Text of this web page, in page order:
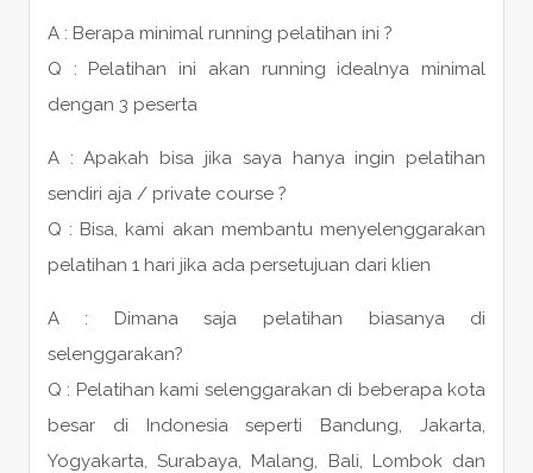
A : Berapa minimal running pelatihan ini ?
Q : Pelatihan ini akan running idealnya minimal
dengan 3 peserta
A : Apakah bisa jika saya hanya ingin pelatihan
sendiri aja / private course ?
Q : Bisa, kami akan membantu menyelenggarakan
pelatihan 1 hari jika ada persetujuan dari klien
A : Dimana saja pelatihan biasanya di
selenggarakan?
Q : Pelatihan kami selenggarakan di beberapa kota
besar di Indonesia seperti Bandung, Jakarta,
Yogyakarta, Surabaya, Malang, Bali, Lombok dan